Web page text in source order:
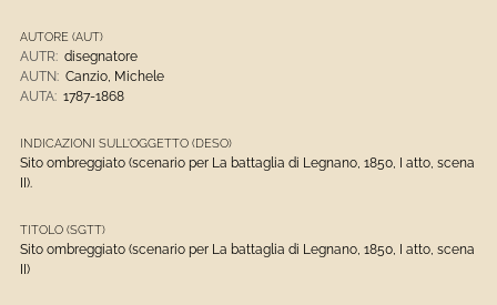
AUTORE (AUT)
AUTR: disegnatore
AUTN: Canzio, Michele
AUTA: 1787-1868
INDICAZIONI SULL'OGGETTO (DESO)
Sito ombreggiato (scenario per La battaglia di Legnano, 1850, I atto, scena
II).
TITOLO (SGTT)
Sito ombreggiato (scenario per La battaglia di Legnano, 1850, I atto, scena
II)